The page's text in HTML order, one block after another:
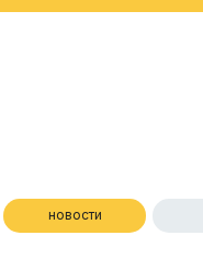
новости